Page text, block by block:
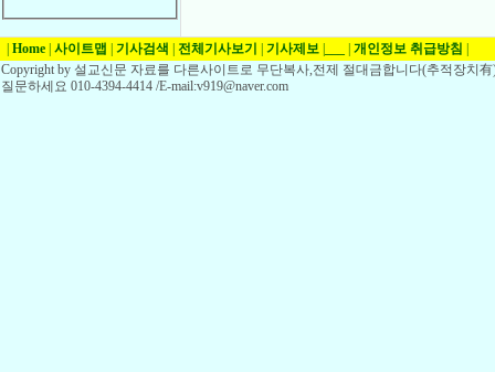
Home 사이트맵 기사검색 전체기사보기 기사제보 개인정보 취급방침
Copyright by 설교신문 자료를 다른사이트로 무단복사,전제 절대금합니다(추적장치
질문하세요 010-4394-4414 /E-mail:v919@naver.com